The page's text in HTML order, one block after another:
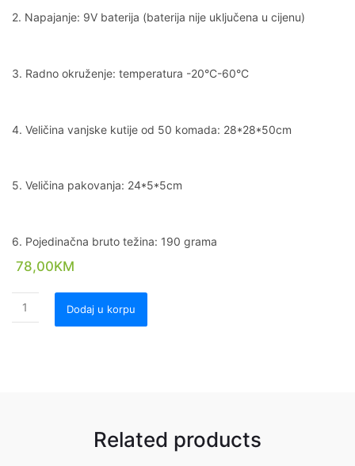
2. Napajanje: 9V baterija (baterija nije uključena u cijenu)
3. Radno okruženje: temperatura -20°C-60°C
4. Veličina vanjske kutije od 50 komada: 28*28*50cm
5. Veličina pakovanja: 24*5*5cm
6. Pojedinačna bruto težina: 190 grama
78,00KM
Dodaj u korpu
Related products